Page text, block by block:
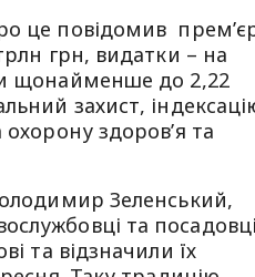
це повідомив
грн, видатки – на
щонайменше до 2,22
захист,
здоровʼя та
Зеленський,
та
та відзначили їх